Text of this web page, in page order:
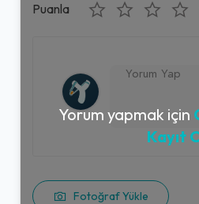
Puanla
Fotoğraf Yükle
Yorum yapmak için
Kayıt